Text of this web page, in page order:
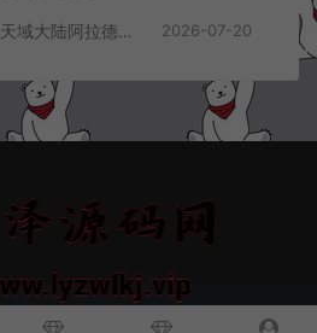
横版闯关手游【追忆之天域大陆阿拉德[60帧]】7月最新整理Linux手工服务端+客户端源码+管理后台+GM授权后台+安卓苹果双端+详细搭建教程+视频教程 2026-07-20
冷雨泽
豫